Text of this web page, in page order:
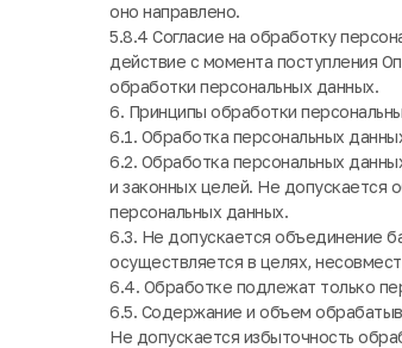
оно направлено.
5.8.4 Согласие на обработку
действие с момента поступления
обработки персональных данных.
6. Принципы обработки
6.1. Обработка персональных
6.2. Обработка персональных
и законных целей. Не допускается
персональных данных.
6.3. Не допускается объединение
осуществляется в целях,
6.4. Обработке подлежат только
6.5. Содержание и объем
Не допускается избыточность